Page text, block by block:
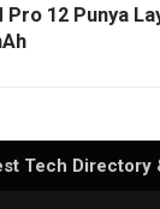
12 Punya
Tech Directory